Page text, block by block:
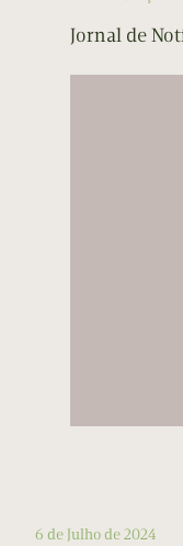
Jornal de
6 de Julho de 2024